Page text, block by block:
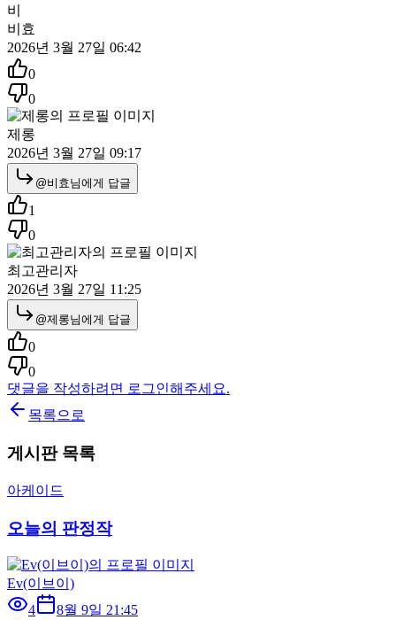
비
비효
2026년 3월 27일 06:42
0
0
제롱
2026년 3월 27일 09:17
@비효님에게 답글
1
0
최고관리자
2026년 3월 27일 11:25
@제롱님에게 답글
0
0
댓글을 작성하려면 로그인해주세요.
목록으로
게시판 목록
아케이드
오늘의 판정작
Ev(이브이)
4
8월 9일 21:45